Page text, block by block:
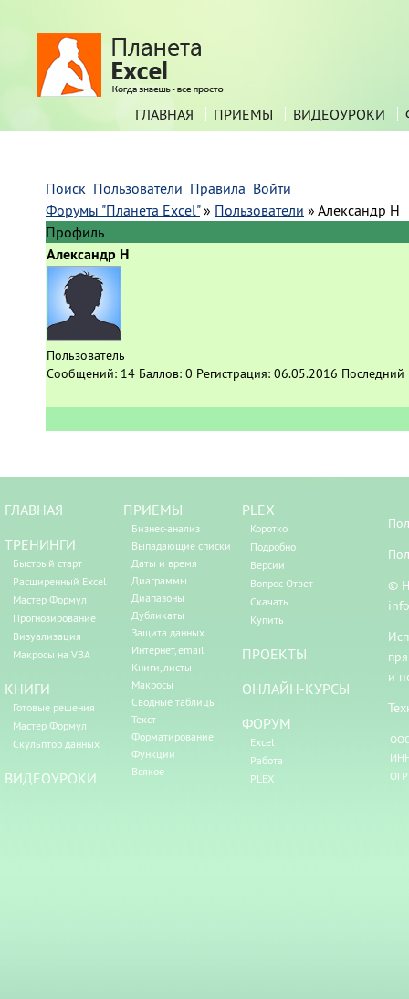
ГЛАВНАЯ ПРИЕМЫ ВИДЕОУРОКИ
Поиск Пользователи Правила Войти
Форумы "Планета Excel" » Пользователи » Александр Н
Профиль
Александр Н
Пользователь
Сообщений: 14 Баллов: 0 Регистрация: 06.05.2016 Последний
ГЛАВНАЯ
ТРЕНИНГИ
Быстрый старт
Расширенный Excel
Мастер Формул
Прогнозирование
Визуализация
Макросы на VBA
КНИГИ
Готовые решения
Мастер Формул
Скульптор данных
ВИДЕОУРОКИ
ПРИЕМЫ
Бизнес-анализ
Выпадающие списки
Даты и время
Диаграммы
Диапазоны
Дубликаты
Защита данных
Интернет, email
Книги, листы
Макросы
Сводные таблицы
Текст
Форматирование
Функции
Всякое
PLEX
Коротко
Подробно
Версии
Вопрос-Ответ
Скачать
Купить
ПРОЕКТЫ
ОНЛАЙН-КУРСЫ
ФОРУМ
Excel
Работа
PLEX
©
и